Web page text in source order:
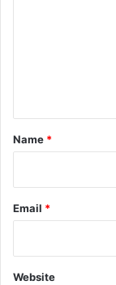
*
Name *
Email *
Website